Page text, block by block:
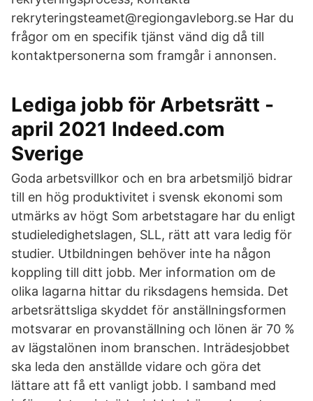
rekryteringsteamet@regiongavleborg.se Har du
frågor om en specifik tjänst vänd dig då till
kontaktpersonerna som framgår i annonsen.
Lediga jobb för Arbetsrätt -
april 2021 Indeed.com
Sverige
Goda arbetsvillkor och en bra arbetsmiljö bidrar
till en hög produktivitet i svensk ekonomi som
utmärks av högt Som arbetstagare har du enligt
studieledighetslagen, SLL, rätt att vara ledig för
studier. Utbildningen behöver inte ha någon
koppling till ditt jobb. Mer information om de
olika lagarna hittar du riksdagens hemsida. Det
arbetsrättsliga skyddet för anställningsformen
motsvarar en provanställning och lönen är 70 %
av lägstalönen inom branschen. Inträdesjobbet
ska leda den anställde vidare och göra det
lättare att få ett vanligt jobb. I samband med